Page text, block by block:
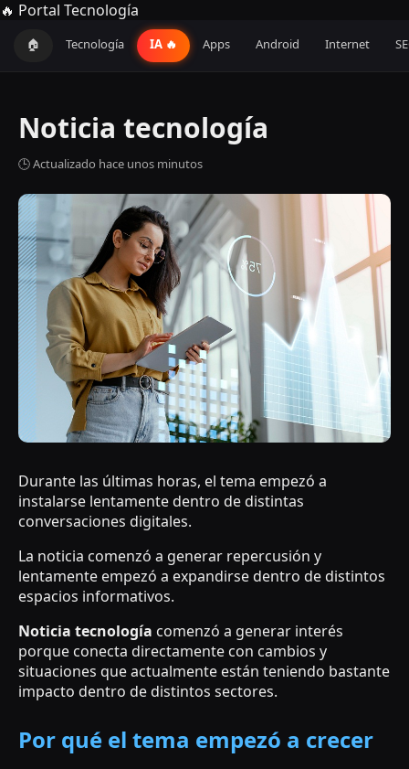
🔥 Portal Tecnología
🏠 Tecnología IA 🔥 Apps Android Internet
Noticia tecnología
🕒 Actualizado hace unos minutos
Durante las últimas horas, el tema empezó a
instalarse lentamente dentro de distintas
conversaciones digitales.
La noticia comenzó a generar repercusión y
lentamente empezó a expandirse dentro de distintos
espacios informativos.
Noticia tecnología comenzó a generar interés
porque conecta directamente con cambios y
situaciones que actualmente están teniendo bastante
impacto dentro de distintos sectores.
Por qué el tema empezó a crecer